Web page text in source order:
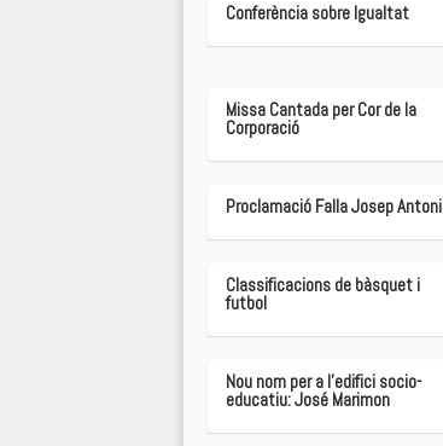
Conferència sobre Igualtat
Missa Cantada per Cor de la
Corporació
Proclamació Falla Josep Antoni
Classificacions de bàsquet i
futbol
Nou nom per a l'edifici socio-
educatiu: José Marimon